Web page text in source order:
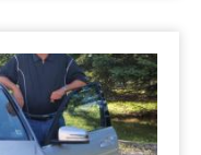
GRANBY
MAGOG
ST-HYACINTHE